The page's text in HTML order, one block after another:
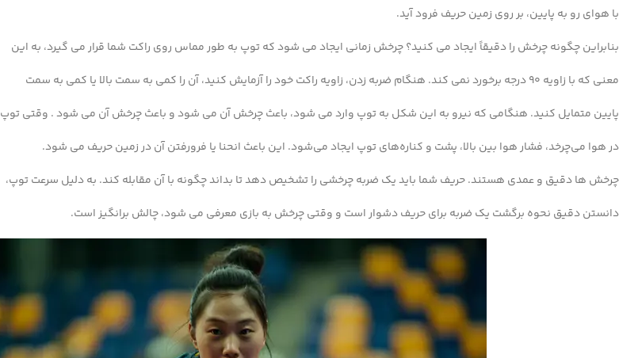
با هوای رو به پایین، بر روی زمین حریف فرود آید.
بنابراین چگونه چرخش را دقیقاً ایجاد می کنید؟ چرخش زمانی ایجاد می شود که توپ به طور مماس روی راکت شما قرار می گیرد، به این
معنی که با زاویه 90 درجه برخورد نمی کند. هنگام ضربه زدن، زاویه راکت خود را آزمایش کنید، آن را کمی به سمت بالا یا کمی به سمت
پایین متمایل کنید. هنگامی که نیرو به این شکل به توپ وارد می شود، باعث چرخش آن می شود و باعث چرخش آن می شود . وقتی توپ
در هوا می‌چرخد، فشار هوا بین بالا، پشت و کناره‌های توپ ایجاد می‌شود. این باعث انحنا یا فرورفتن آن در زمین حریف می شود.
چرخش ها دقیق و عمدی هستند. حریف شما باید یک ضربه چرخشی را تشخیص دهد تا بداند چگونه با آن مقابله کند. به دلیل سرعت توپ،
دانستن دقیق نحوه برگشت یک ضربه برای حریف دشوار است و وقتی چرخش به بازی معرفی می شود، چالش برانگیز است.